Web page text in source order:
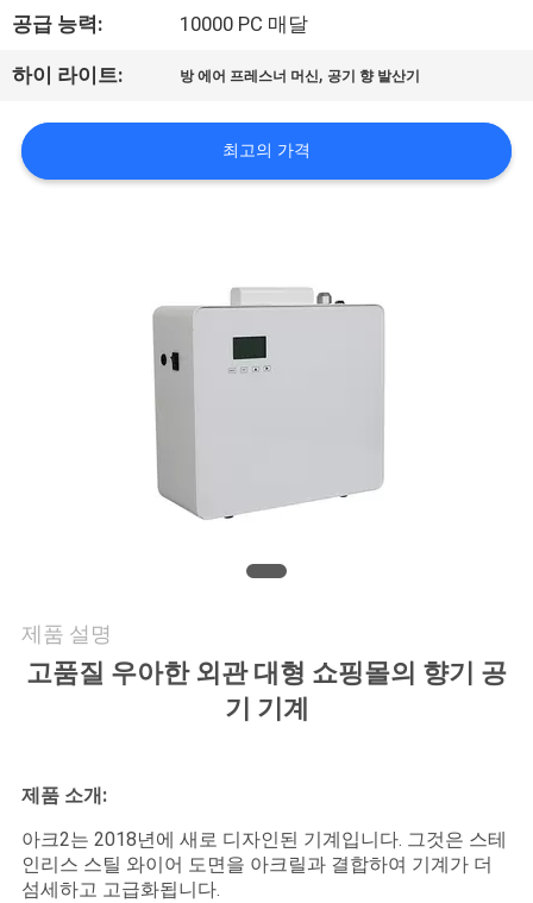
대
하
여
연
세
요
공급 능력: 10000 PC 매달
하이 라이트: 방 에어 프레스너 머신, 공기 향 발산기
최고의 가격
제품 설명
고품질 우아한 외관 대형 쇼핑몰의 향기 공
기 기계
제품 소개:
아크2는 2018년에 새로 디자인된 기계입니다. 그것은 스테
인리스 스틸 와이어 도면을 아크릴과 결합하여 기계가 더
섬세하고 고급화됩니다.